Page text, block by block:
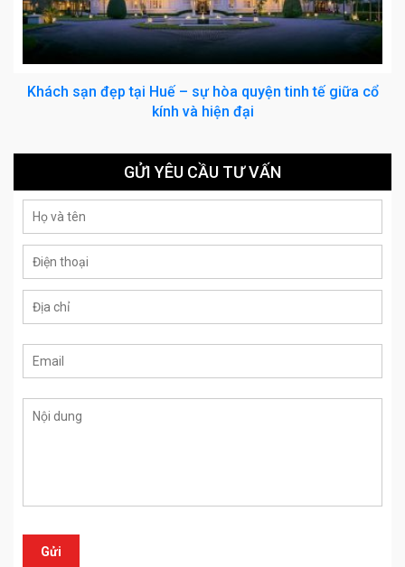
Khách sạn đẹp tại Huế – sự hòa quyện tinh tế giữa cổ
kính và hiện đại
GỬI YÊU CẦU TƯ VẤN